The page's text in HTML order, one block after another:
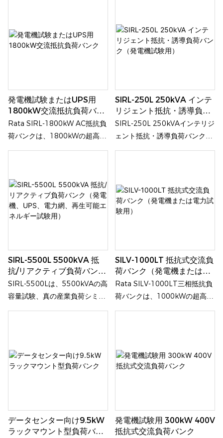
システムにあり、定格電力での
安定した動作を可能にしなが
め、従来の空冷式ソリューショ
ンが実用的でない屋内試験施設
に最適です。
その最大の特長は革新的な液冷
システムにあり、定格電力での
安定した動作を可能にしなが
め、従来の空冷式ソリューショ
ンが実用的でない屋内試験施設
に最適です。
発電機試験またはUPS用
1800kW交流抵抗負荷バン
ク
Rata SIRL-1800kW AC抵抗負
荷バンクは、1800kWの超高出
力、5kW単位の精密なステップ
能、そして包括的な保護機能を
統合した、プロフェッショナル
な負荷シミュレーション試験ソ
リューションです。大型発電
ター、エネルギー貯蔵システム
など、大規模な産業用電力機器
の性能試験および検証に幅広く
使用されています。
SIRL-250L 250kVA インテ
リジェント抵抗・誘導負荷
バンク（発電機試験用）
SIRL-250L 250kVAインテリジ
ェント抵抗・誘導負荷バンク
は、ディーゼル発電機、UPSシ
よび試運転用に設計されていま
す。
SIRL-5500L 5500kVA 抵
抗/リアクティブ負荷バンク
（発電機、UPS、電力網、
再生可能エネルギー試験
SIRL-5500Lは、5500kVAの高
容量試験、真の産業負荷シミュ
レーション、スマートリモート
ています。
SILV-1000LT 抵抗式交流負
荷バンク（発電機または電
力試験用）
Rata SILV-1000LT三相抵抗負
荷バンクは、1000kWの超高出
力、10kWの粗粒度制御、工業
荷シミュレーション装置です。
縦型コンパクト設計を採用し、
験や検証に幅広く使用されてい
ます。
データセンター向け9.5kW
ラックマウント型負荷バン
発電機試験用 300kW 400V
抵抗式交流負荷バンク